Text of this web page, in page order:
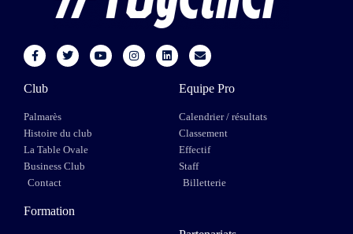
Club
Palmarès
Histoire du club
La Table Ovale
Business Club
Contact
Equipe Pro
Calendrier / résultats
Classement
Effectif
Staff
Billetterie
Formation